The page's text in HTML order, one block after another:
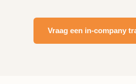
Vraag een in-company